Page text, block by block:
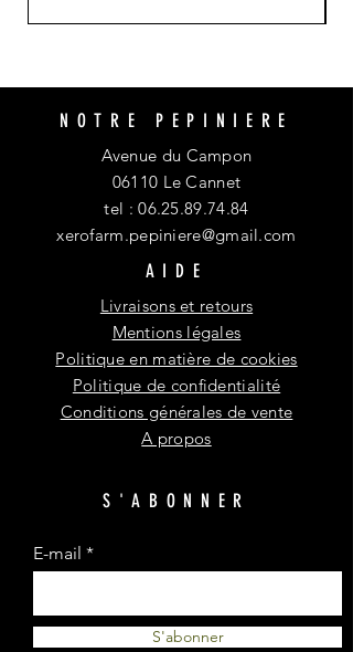
NOTRE PEPINIERE
Avenue du Campon
06110 Le Cannet
tel :06.25.89.74.84
xerofarm.pepiniere@gmail.com
AIDE
Livraisons et retours
Mentions légales
Politique en matière de cookies
Politique de confidentialité
Conditions générales de vente
A propos
S'ABONNER
E-mail
S'abonner